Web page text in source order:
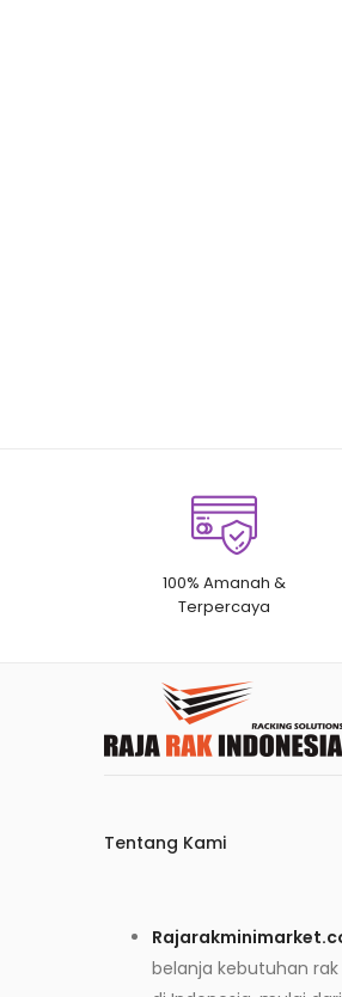
100% Amanah &
Terpercaya
Tentang Kami
belanja kebutuhan